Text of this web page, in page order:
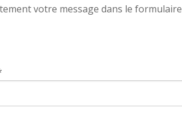
votre message dans le